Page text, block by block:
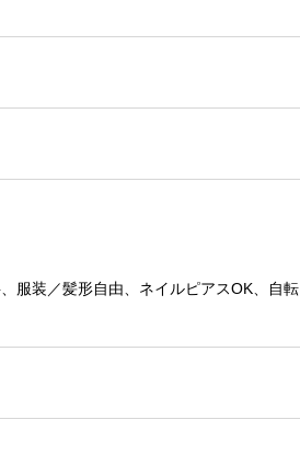
服装／髪形自由、ネイルピアスOK、自転